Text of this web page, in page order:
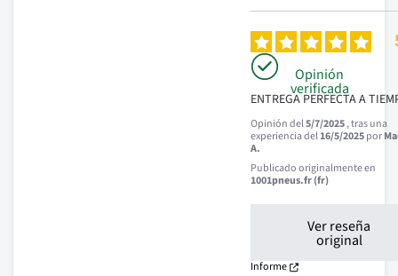
Opinión
verificada
ENTREGA PERFECTA A
Opinión del5/7/2025, tras una
experiencia del16/5/2025por
A.
Publicado originalmente en
1001pneus.fr (fr)
Ver reseña
original
Informe